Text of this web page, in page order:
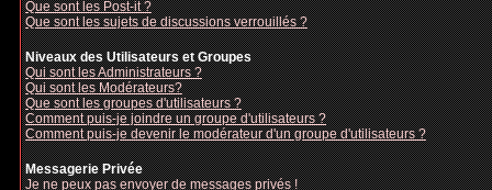
Que sont les Post-it ?
Que sont les sujets de discussions verrouillés ?
Niveaux des Utilisateurs et Groupes
Qui sont les Administrateurs ?
Qui sont les Modérateurs?
Que sont les groupes d'utilisateurs ?
Comment puis-je joindre un groupe d'utilisateurs ?
Comment puis-je devenir le modérateur d'un groupe d'utilisateurs ?
Messagerie Privée
Je ne peux pas envoyer de messages privés !